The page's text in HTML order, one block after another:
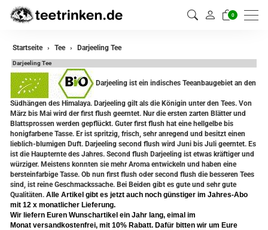
0
zurück
Darjeeling Tee
Assam Tee
Ceylon Tee
Sikkim Tee
China Tee
Oolong Tee
Grüner Tee
Startseite Tee Darjeeling Tee
Darjeeling Tee
Darjeeling ist ein indisches Teeanbaugebiet an den
Südhängen des Himalaya. Darjeeling gilt als die Königin unter den Tees. Von
März bis Mai wird der first flush geerntet. Nur die ersten zarten Blätter und
Blattsprossen werden gepflückt. Guter first flush hat eine hellgelbe bis
honigfarbene Tasse. Er ist spritzig, frisch, sehr anregend und besitzt einen
lieblich-blumigen Duft. Darjeeling second flush wird Juni bis Juli geerntet. Es
ist die Haupternte des Jahres. Second flush Darjeeling ist etwas kräftiger und
würziger. Meistens konnten sie mehr Aroma entwickeln und haben eine
bersteinfarbige Tasse. Ob nun first flush oder second flush die besseren Tees
sind, ist reine Geschmackssache. Bei Beiden gibt es gute und sehr gute
Qualitäten. Alle Artikel gibt es jetzt auch noch günstiger im Jahres-Abo
mit 12 x monatlicher Lieferung.
Wir liefern Euren Wunschartikel ein Jahr lang, eimal im
Monat versandkostenfrei, mit 10% Rabatt. Dafür bitten wir um Eure